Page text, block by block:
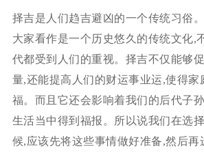
择吉是人们趋吉避凶的一个传统习俗
大家看作是一个历史悠久的传统文化,
代都受到人们的重视。择吉不仅能够
量,还能提高人们的财运事业运,使得家
福。而且它还会影响着我们的后代子
生活当中得到福报。所以说我们在选
候,应该先将这些事情做好准备,然后再